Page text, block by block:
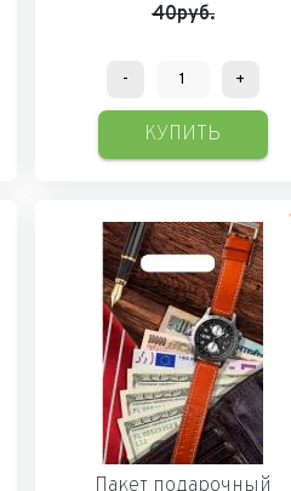
40руб.
- +
КУПИТЬ
Пакет подарочный